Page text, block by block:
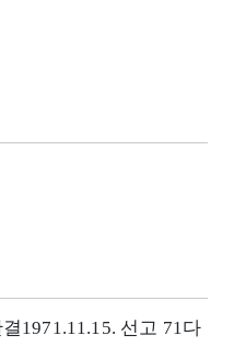
1971.11.15. 선고 71다